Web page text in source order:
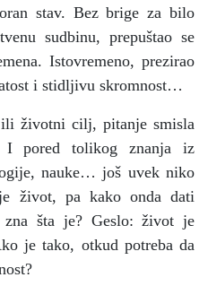
stav. Bez brige za bilo
sudbinu, prepuštao se
Istovremeno, prezirao
i stidljivu skromnost…
životni cilj, pitanje smisla
I pored tolikog znanja iz
nauke… još uvek niko
život, pa kako onda dati
zna šta je? Geslo: život je
je tako, otkud potreba da